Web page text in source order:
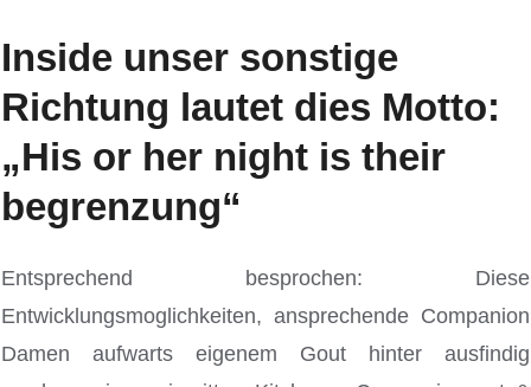
Inside unser sonstige
Richtung lautet dies Motto:
„His or her night is their
begrenzung“
Entsprechend besprochen: Diese
Entwicklungsmoglichkeiten, ansprechende Companion
Damen aufwarts eigenem Gout hinter ausfindig